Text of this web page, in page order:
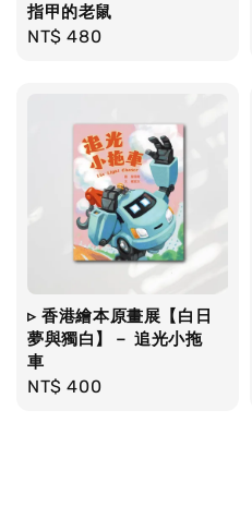
指甲的老鼠
Regular
NT$ 480
▹ 香港繪本原畫展【白日
夢與獨白】－ 追光小拖
車
Regular
NT$ 400